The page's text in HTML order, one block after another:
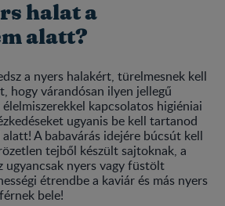
halat a
alatt?
a nyers halakért, türelmesnek kell
hogy várandósan ilyen jellegű
kapcsolatos higiéniai
ugyanis be kell tartanod
alatt! A babavárás idejére búcsút kell
tejből készült sajtoknak, a
ugyancsak nyers vagy füstölt
étrendbe a kaviár és más nyers
bele!